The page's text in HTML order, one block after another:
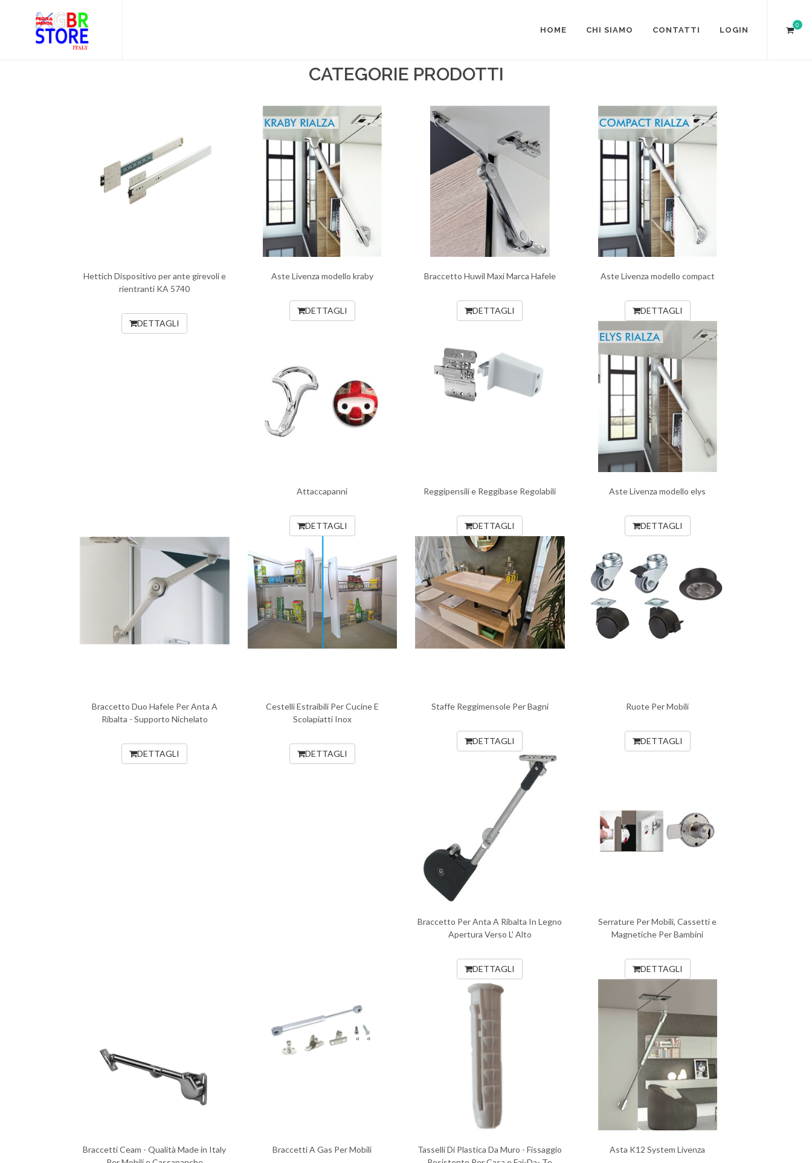
HOME CHI SIAMO CONTATTI LOGIN
0
CATEGORIE PRODOTTI
Hettich Dispositivo per ante girevoli e
rientranti KA 5740
DETTAGLI
Aste Livenza modello kraby
DETTAGLI
Braccetto Huwil Maxi Marca Hafele
DETTAGLI
Aste Livenza modello compact
DETTAGLI
Attaccapanni
DETTAGLI
Reggipensili e Reggibase Regolabili
DETTAGLI
Aste Livenza modello elys
DETTAGLI
Braccetto Duo Hafele Per Anta A
Ribalta - Supporto Nichelato
DETTAGLI
Cestelli Estraibili Per Cucine E
Scolapiatti Inox
DETTAGLI
Staffe Reggimensole Per Bagni
DETTAGLI
Ruote Per Mobili
DETTAGLI
Braccetto Per Anta A Ribalta In Legno
Apertura Verso L' Alto
DETTAGLI
Serrature Per Mobili, Cassetti e
Magnetiche Per Bambini
DETTAGLI
Braccetti Ceam - Qualità Made in Italy
Braccetti A Gas Per Mobili
Tasselli Di Plastica Da Muro - Fissaggio
Asta K12 System Livenza